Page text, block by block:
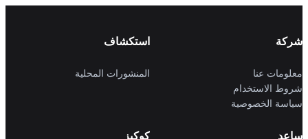
شركة
معلومات عنا
شروط الاستخدام
سياسة الخصوصية
استكشاف
المنشورات المحلية
ساعد كوكيز